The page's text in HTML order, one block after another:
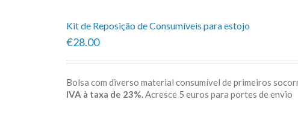
Kit de Reposição de Consumíveis para estojo
€28.00
Bolsa com diverso material consumível de primeiros
IVA à taxa de 23%. Acresce 5 euros para portes de